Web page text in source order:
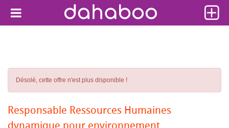
Désolé, cette offre n'est plus disponible !
Responsable Ressources Humaines
dynamique pour environnement